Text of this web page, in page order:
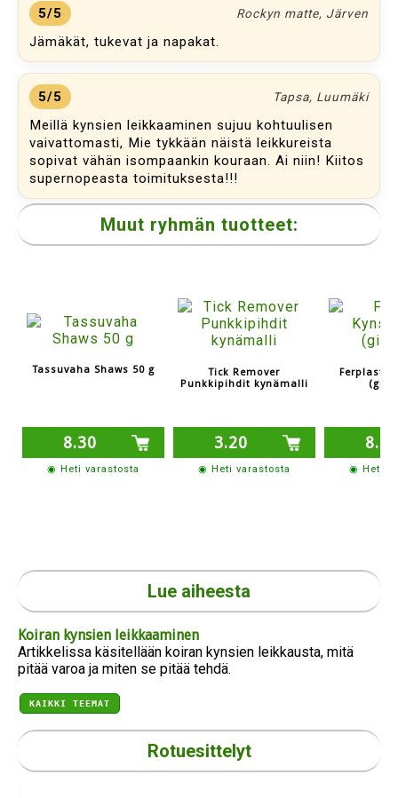
5/5 Rockyn matte, Järven
Jämäkät, tukevat ja napakat.
5/5 Tapsa, Luumäki
Meillä kynsien leikkaaminen sujuu kohtuulisen
vaivattomasti, Mie tykkään näistä leikkureista
sopivat vähän isompaankin kouraan. Ai niin! Kiitos
supernopeasta toimituksesta!!!
Muut ryhmän tuotteet:
Tassuvaha Shaws 50 g
8.30
◉ Heti varastosta
Tick Remover
Punkkipihdit kynämalli
3.20
◉ Heti varastosta
Ferplast
8.20
◉ Heti
Lue aiheesta
Koiran kynsien leikkaaminen
Artikkelissa käsitellään koiran kynsien leikkausta, mitä
pitää varoa ja miten se pitää tehdä.
KAIKKI TEEMAT
Rotuesittelyt